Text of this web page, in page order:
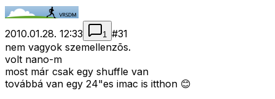
2010.01.28. 12:33 1 #31
nem vagyok szemellenzõs.
volt nano-m
most már csak egy shuffle van
továbbá van egy 24"es imac is itthon 😊